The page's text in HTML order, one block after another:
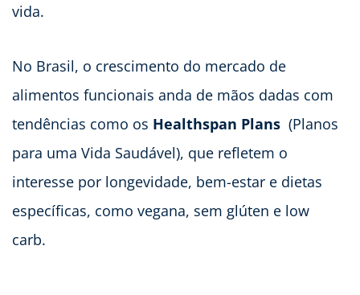
vida.
No Brasil, o crescimento do mercado de
alimentos funcionais anda de mãos dadas com
tendências como os Healthspan Plans (Planos
para uma Vida Saudável), que refletem o
interesse por longevidade, bem-estar e dietas
específicas, como vegana, sem glúten e low
carb.